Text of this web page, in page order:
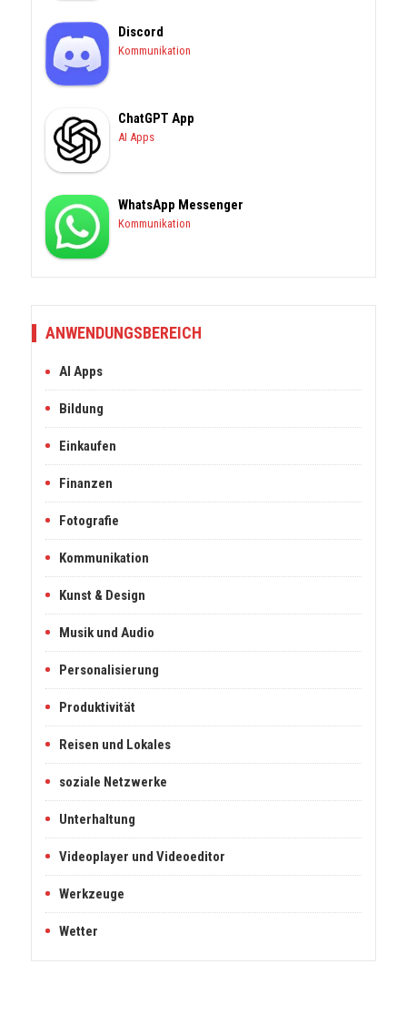
Discord
Kommunikation
ChatGPT App
AI Apps
WhatsApp Messenger
Kommunikation
ANWENDUNGSBEREICH
AI Apps
Bildung
Einkaufen
Finanzen
Fotografie
Kommunikation
Kunst & Design
Musik und Audio
Personalisierung
Produktivität
Reisen und Lokales
soziale Netzwerke
Unterhaltung
Videoplayer und Videoeditor
Werkzeuge
Wetter